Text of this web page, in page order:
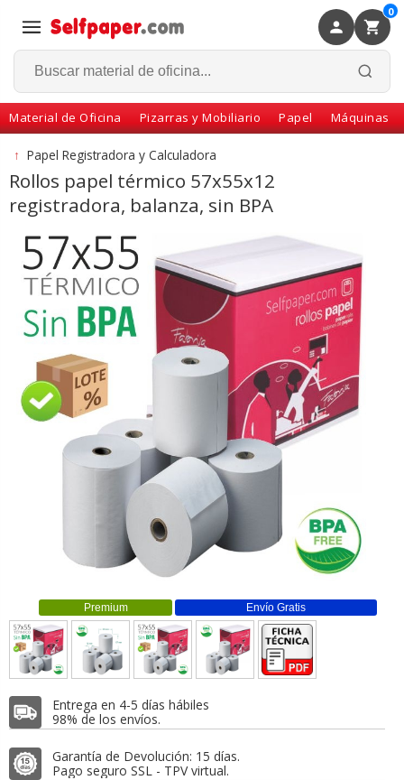
0
Material de Oficina Pizarras y Mobiliario Papel Máquinas
Volver
↑ Papel Registradora y Calculadora
Rollos papel térmico 57x55x12
registradora, balanza, sin BPA
Envío Gratis
Premium
Entrega en 4-5 días hábiles
98% de los envíos.
Garantía de Devolución: 15 días.
Pago seguro SSL - TPV virtual.